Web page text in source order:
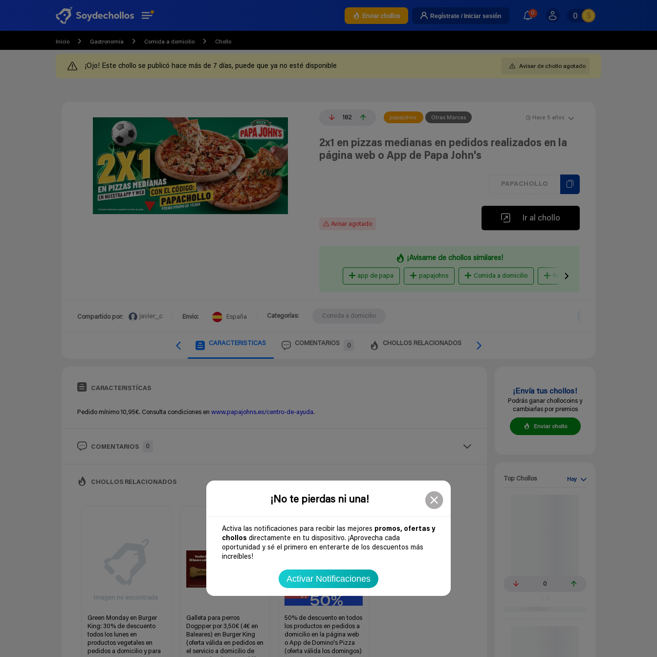
¡No te pierdas ni una!
Activa las notificaciones para recibir las mejores promos, ofertas y
chollos directamente en tu dispositivo. ¡Aprovecha cada
oportunidad y sé el primero en enterarte de los descuentos más
increíbles!
Activar Notificaciones
Enviar chollos Regístrate / Iniciar sesión 0 0
Inicio Gastronomía Comida a domicilio Chollo
¡Ojo! Este chollo se publicó hace más de 7 días, puede que ya no esté disponible Avisar de chollo agotado
182 papajohns Otras Marcas Hace 5 años
2x1 en pizzas medianas en pedidos realizados en la
página web o App de Papa John's
PAPACHOLLO
Avisar agotado
Ir al chollo
¡Avisame de chollos similares!
app de papa papajohns Comida a domicilio Restaurantes
Compartido por: javier_c Envio: España Categorías: Comida a domicilio
CARACTERISTICAS COMENTARIOS 0 CHOLLOS RELACIONADOS
CARACTERISTÍCAS
Pedido mínimo 10,95€. Consulta condiciones en www.papajohns.es/centro-de-ayuda.
COMENTARIOS 0
CHOLLOS RELACIONADOS
Green Monday en Burger
King: 30% de descuento
todos los lunes en
productos vegetales en
pedidos a domicilio y para
Galleta para perros
Dogpper por 3,50€ (4€ en
Baleares) en Burger King
(oferta válida en pedidos en
el servicio a domicilio de
50% de descuento en todos
los productos en pedidos a
domicilio en la página web
o App de Domino's Pizza
(oferta válida los domingos)
¡Envía tus chollos!
Podrás ganar chollocoins y
cambiarlas por premios
Enviar chollo
Top Chollos Hoy
0